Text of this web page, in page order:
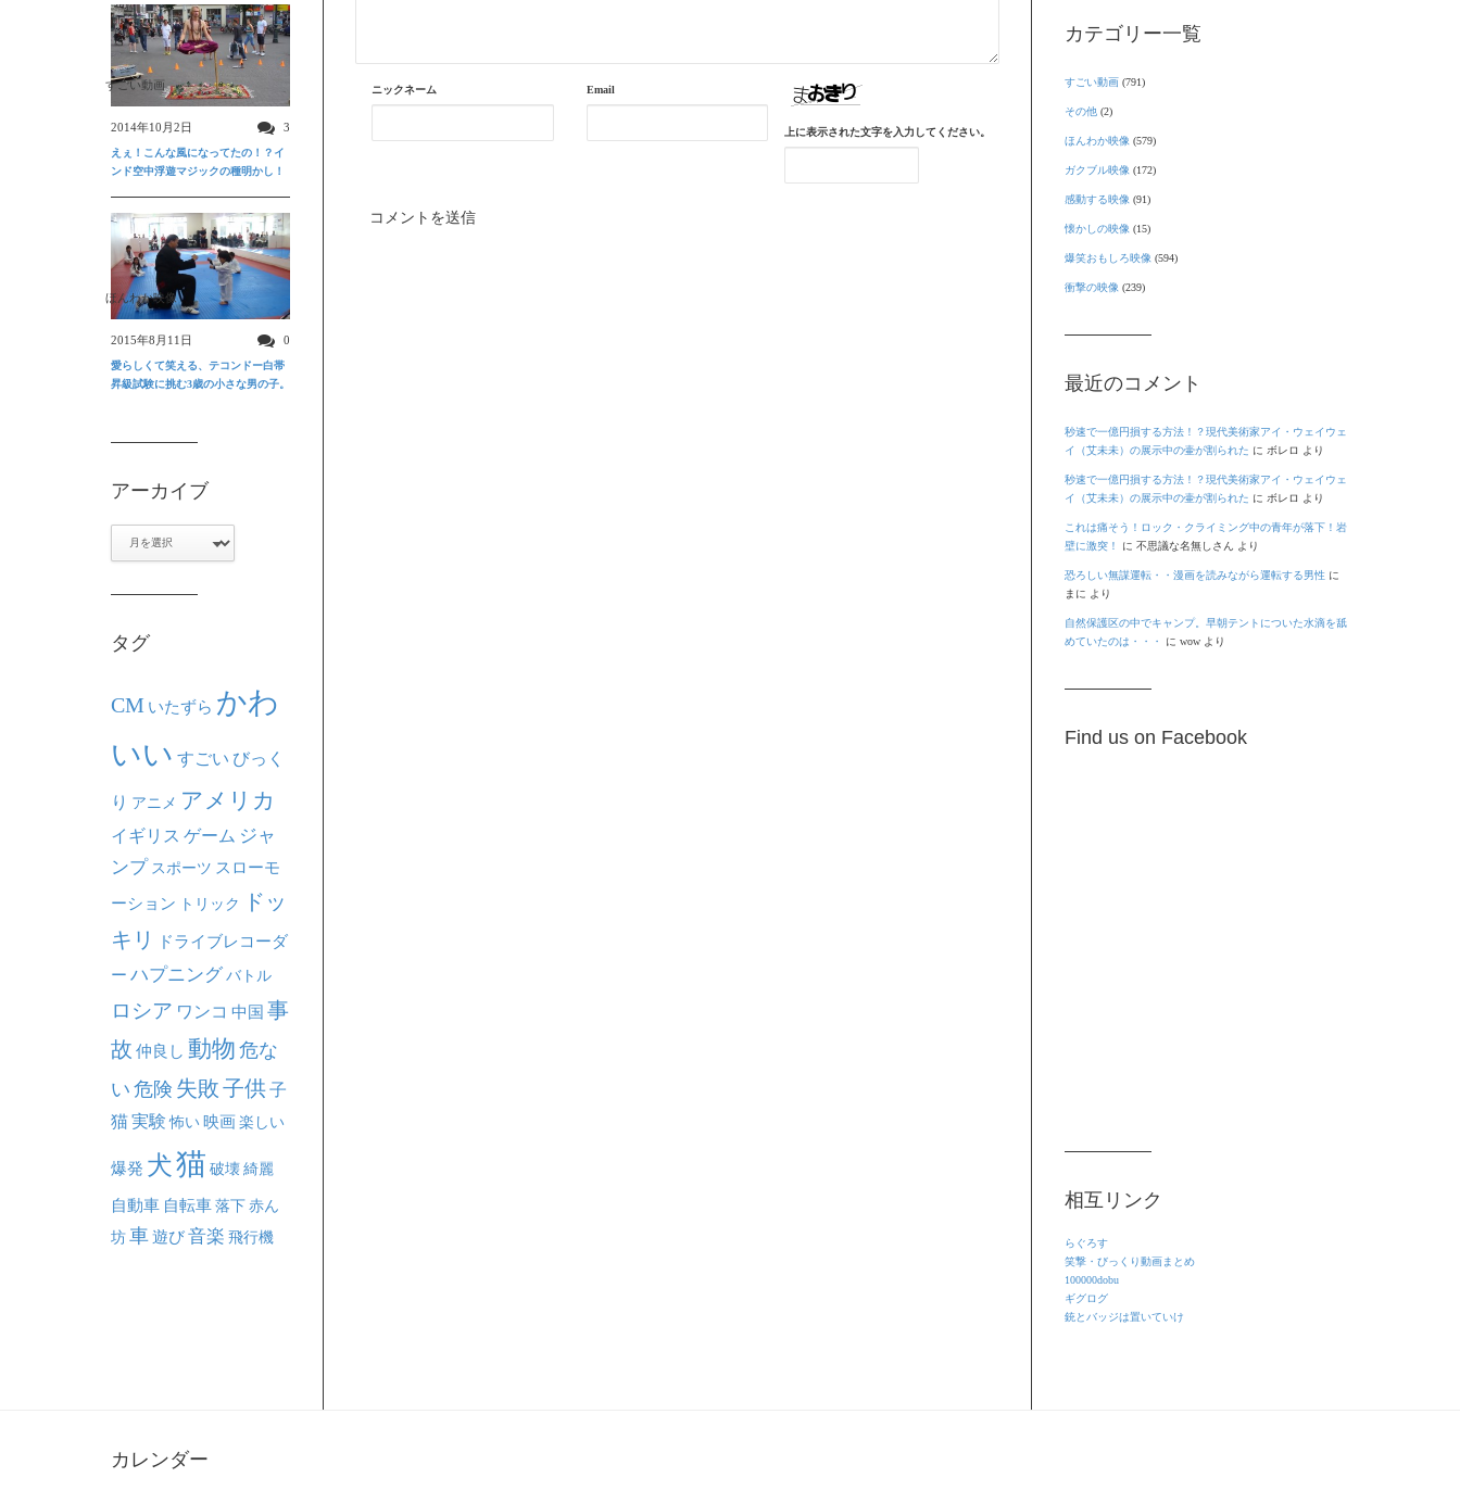
ニックネーム Email
上に表示された文字を入力してください。
カテゴリー一覧
すごい動画 (791)
その他 (2)
ほんわか映像 (579)
ガクブル映像 (172)
感動する映像 (91)
懐かしの映像 (15)
爆笑おもしろ映像 (594)
衝撃の映像 (239)
最近のコメント
秒速で一億円損する方法！？現代美術家アイ・ウェイウェ
イ（艾未未）の展示中の壷が割られた に ボレロ より
秒速で一億円損する方法！？現代美術家アイ・ウェイウェ
イ（艾未未）の展示中の壷が割られた に ボレロ より
これは痛そう！ロック・クライミング中の青年が落下！岩
壁に激突！
に 不思議な名無しさん より
恐ろしい無謀運転・・漫画を読みながら運転する男性に
まに より
自然保護区の中でキャンプ。早朝テントについた水滴を舐
めていたのは・・・
に wowより
Find us on Facebook
相互リンク
らぐろす
笑撃・びっくり動画まとめ
100000dobu
ギグログ
銃とバッジは置いていけ
すごい動画
2014年10月2日 3
えぇ！こんな風になってたの！？イ
ンド空中浮遊マジックの種明かし！
ほんわか映像
2015年8月11日 0
愛らしくて笑える、テコンドー白帯
昇級試験に挑む3歳の小さな男の子。
アーカイブ
タグ
CM いたずら かわ
いい すごい びっく
り アニメ アメリカ
イギリス ゲーム ジャ
ンプ スポーツ スローモ
ーション トリック
ドッ
キリ
ドライブレコーダ
ー ハプニング バトル
ロシア ワンコ 中国 事
故 仲良し 動物 危な
い 危険 失敗子供子
猫実験 怖い映画楽しい
爆発 犬猫 破壊綺麗
自動車 自転車落下赤ん
坊車遊び音楽 飛行機
カレンダー